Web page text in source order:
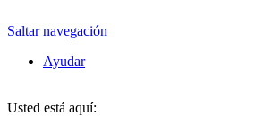
Saltar navegación
Ayudar
Usted está aquí: